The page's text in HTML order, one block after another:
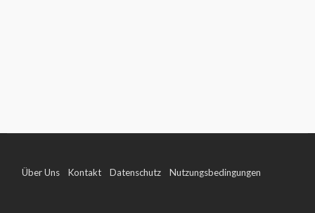
Über Uns Kontakt Datenschutz Nutzungsbedingungen